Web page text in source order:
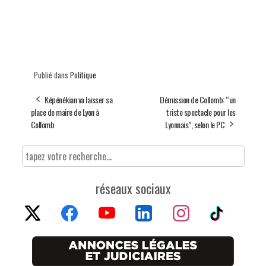
Publié dans Politique
Képénékian va laisser sa
place de maire de Lyon à
Collomb
Démission de Collomb: “un
triste spectacle pour les
Lyonnais”, selon le PC
réseaux sociaux